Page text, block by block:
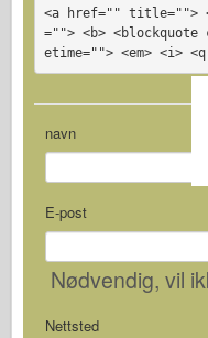
<a href="" title="">
=""> <b>
etime=""> <em> <i>
navn
E-post
Nødvendig, vil
Nettsted